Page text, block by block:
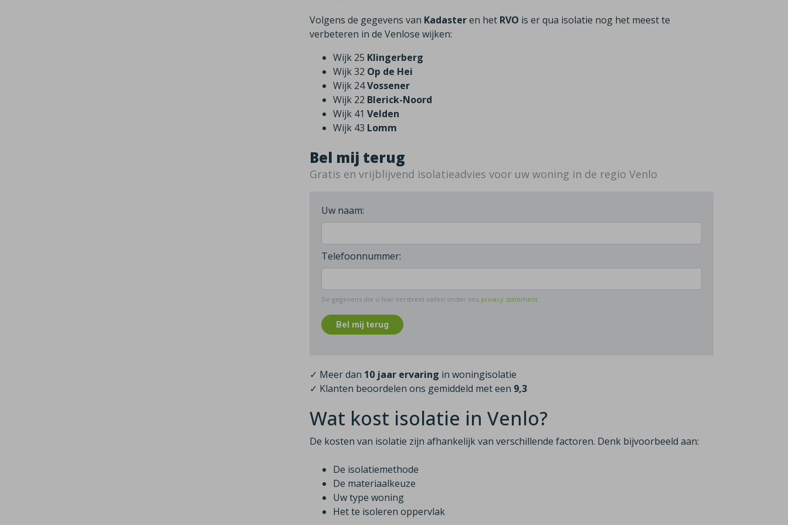
Volgens de gegevens van Kadasteren het RVO is er qua isolatie nog het meest te
verbeteren in de Venlose wijken:
Wijk 25 Klingerberg
Wijk 32 Op de Hei
Wijk 24Vossener
Wijk 22 Blerick-Noord
Wijk 41Velden
Wijk 43 Lomm
Bel mij terug
Gratis en vrijblijvend isolatieadvies voor uw woning in de regio Venlo
Uw naam:
Telefoonnummer:
De gegevens die u hier verstrekt vallen onder ons privacy statement.
Bel mij terug
✓ Meer dan 10 jaar ervaring in woningisolatie
✓ Klanten beoordelen ons gemiddeld met een 9,3
Wat kost isolatie in Venlo?
De kosten van isolatie zijn afhankelijk van verschillende factoren. Denk bijvoorbeeld aan:
De isolatiemethode
De materiaalkeuze
Uw type woning
Het te isoleren oppervlak